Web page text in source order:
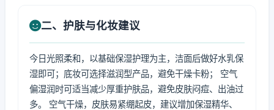
二、护肤与化妆建议
今日光照柔和，以基础保湿护理为主，洁面后做好水乳保
湿即可；底妆可选择滋润型产品，避免干燥卡粉； 空气
偏湿润时可适当减少厚重护肤品，避免皮肤闷痘、出油过
多。 空气干燥，皮肤易紧绷起皮，建议增加保湿精华、